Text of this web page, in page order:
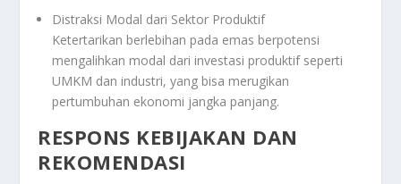
Distraksi Modal dari Sektor Produktif
Ketertarikan berlebihan pada emas berpotensi
mengalihkan modal dari investasi produktif seperti
UMKM dan industri, yang bisa merugikan
pertumbuhan ekonomi jangka panjang.
RESPONS KEBIJAKAN DAN
REKOMENDASI